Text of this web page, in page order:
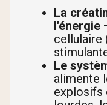
La
l'énergie
cellulaire
Le
alimente
explosifs